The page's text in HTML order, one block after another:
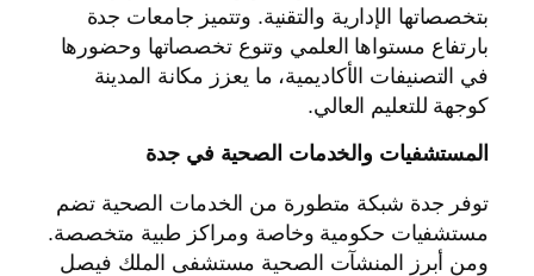
بتخصصاتها الإدارية والتقنية. وتتميز جامعات جدة
بارتفاع مستواها العلمي وتنوع تخصصاتها وحضورها
في التصنيفات الأكاديمية، ما يعزز مكانة المدينة
كوجهة للتعليم العالي.
المستشفيات والخدمات الصحية في جدة
توفر جدة شبكة متطورة من الخدمات الصحية تضم
مستشفيات حكومية وخاصة ومراكز طبية متخصصة.
ومن أبرز المنشآت الصحية مستشفى الملك فيصل